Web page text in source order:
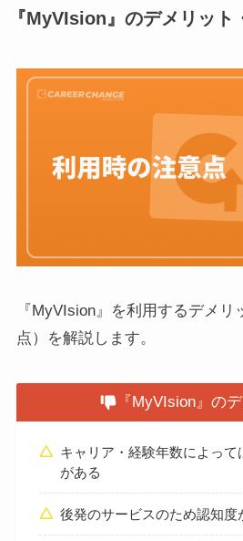
『MyVIsion』のデメリット
『MyVIsion』を利用するデメ
点）を解説します。
『MyVIsion』の
キャリア・経験年数によって
がある
後発のサービスのため認知度